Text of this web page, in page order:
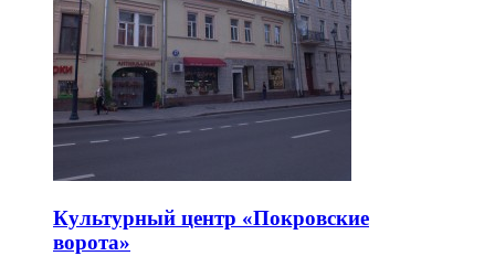
Культурный центр «Покровские
ворота»